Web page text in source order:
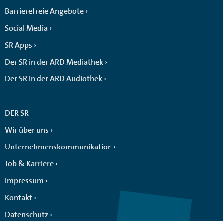
Barrierefreie Angebote
Social Media
SR Apps
Der SR in der ARD Mediathek
Der SR in der ARD Audiothek
DER SR
Wir über uns
Unternehmenskommunikation
Job & Karriere
Impressum
Kontakt
Datenschutz